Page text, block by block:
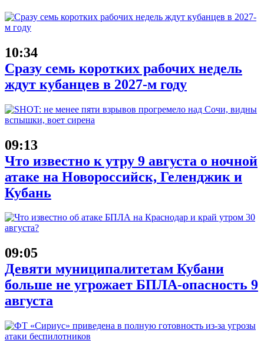
10:34
Сразу семь коротких рабочих недель
ждут кубанцев в 2027-м году
09:13
Что известно к утру 9 августа о ночной
атаке на Новороссийск, Геленджик и
Кубань
09:05
Девяти муниципалитетам Кубани
больше не угрожает БПЛА-опасность 9
августа